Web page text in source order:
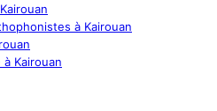
à Kairouan
Kairouan